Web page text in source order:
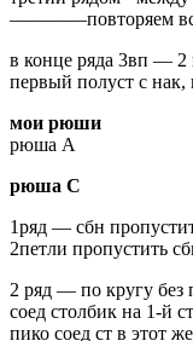
————повторяем все
в конце ряда 3вп — 2
первый полуст с нак,
мои рюши
рюша А
рюша С
1ряд — сбн
2петли пропустить
2 ряд — по кругу без
соед столбик на 1-й
пико соед ст в этот